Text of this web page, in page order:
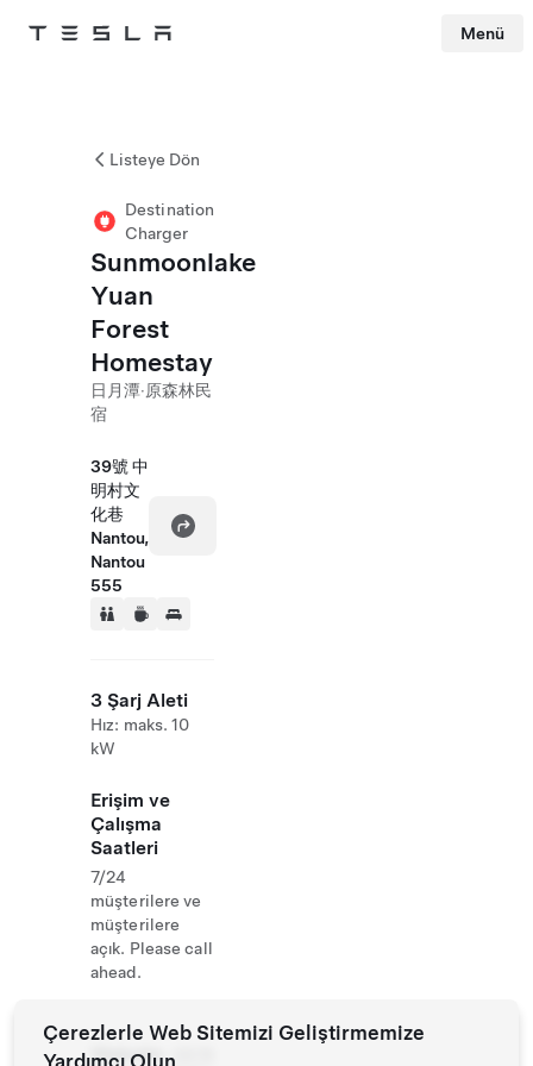
Tesla Menü
Listeye Dön
Destination
Charger
Sunmoonlake
Yuan
Forest
Homestay
日月潭‧原森林民
宿
39號 中
明村文
化巷
Nantou,
Nantou
555
3 Şarj Aleti
Hız: maks. 10
kW
Erişim ve
Çalışma
Saatleri
7/24
müşterilere ve
müşterilere
açık. Please call
ahead.
Website 0978
Çerezlerle Web Sitemizi Geliştirmemize
Yardımcı Olun